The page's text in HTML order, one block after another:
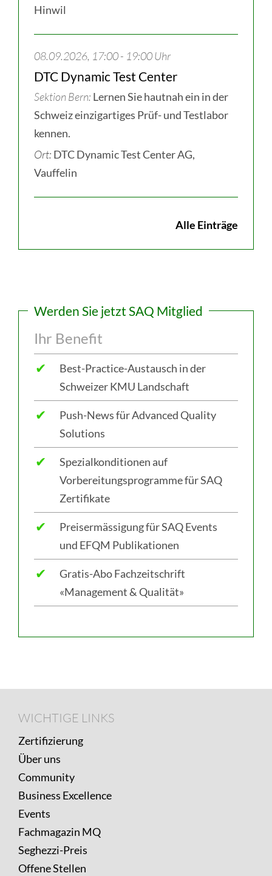
Hinwil
08.09.2026, 17:00 - 19:00 Uhr
DTC Dynamic Test Center
Sektion Bern Lernen Sie hautnah ein in der
Schweiz einzigartiges Prüf- und Testlabor
kennen.
Ort: DTC Dynamic Test Center AG,
Vauffelin
Alle Einträge
Werden Sie jetzt SAQ Mitglied
Ihr Benefit
✔
Best-Practice-Austausch in der
Schweizer KMU Landschaft
✔
Push-News für Advanced Quality
Solutions
✔
Spezialkonditionen auf
Vorbereitungsprogramme für SAQ
Zertifikate
✔
Preisermässigung für SAQ Events
und EFQM Publikationen
✔
Gratis-Abo Fachzeitschrift
«Management & Qualität»
WICHTIGE
WICHTIGE LINKS
Zertifizierung
Über uns
Community
Business Excellence
Events
Fachmagazin MQ
Seghezzi-Preis
Offene Stellen